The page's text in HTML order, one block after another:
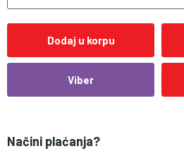
Dodaj u korpu
Viber
Načini plaćanja?